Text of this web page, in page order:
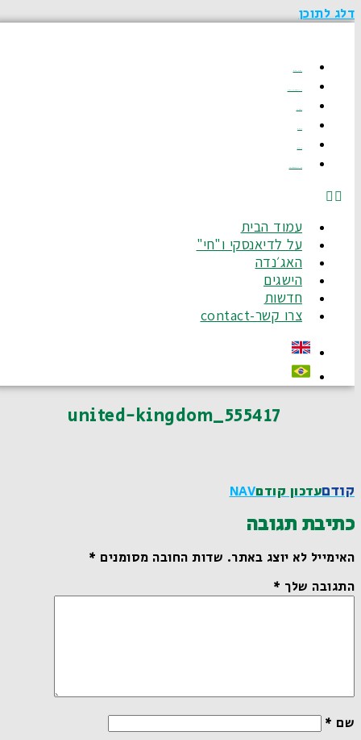
דלג לתוכן
עמוד הבית
על לדיאנסקי ו"חי"
האג׳נדה
הישגים
חדשות
צרו קשר-contact
united-kingdom_555417
קודםעדכון קודםNAV
כתיבת תגובה
האימייל לא יוצג באתר.שדות החובה מסומנים*
התגובה שלך*
שם*